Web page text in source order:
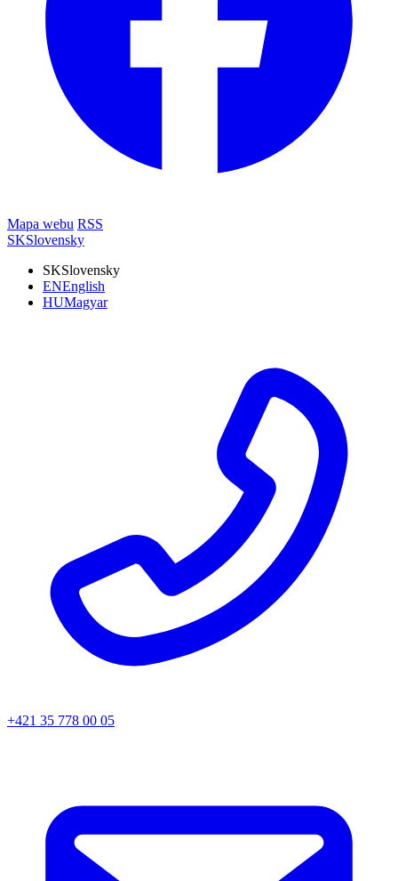
Mapa webu RSS
SKSlovensky
SKSlovensky
ENEnglish
HUMagyar
+421 35 778 00 05